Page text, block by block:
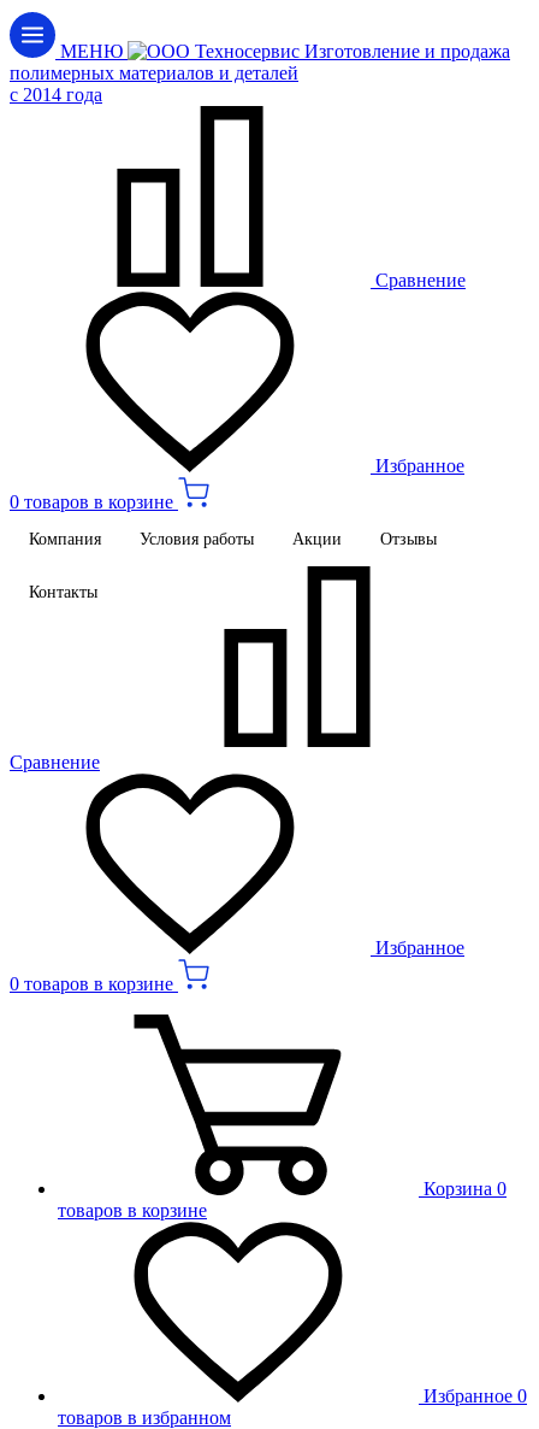
МЕНЮ
Изготовление и продажа
полимерных материалов и деталей
c 2014 года
Сравнение
Избранное
0 товаров в корзине
Компания Условия работы Акции Отзывы
Контакты
Сравнение
Избранное
0 товаров в корзине
Корзина 0
товаров в корзине
Избранное 0
товаров в избранном